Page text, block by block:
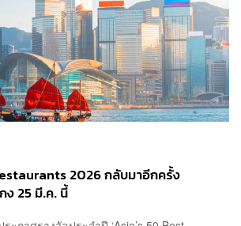
2026 กลับมาอีกครั้ง
25 มี.ค. นี้